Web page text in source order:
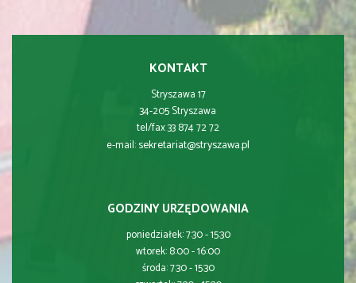
KONTAKT
Stryszawa 17
34-205 Stryszawa
tel/fax 33 874 72 72
e-mail:sekretariat@stryszawa.pl
GODZINY URZĘDOWANIA
poniedziałek: 7:30 - 15:30
wtorek: 8:00 - 16:00
środa: 7:30 - 15:30